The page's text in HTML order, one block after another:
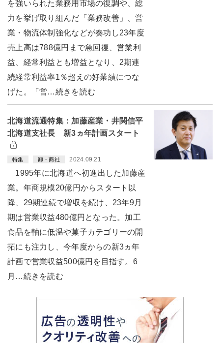
を強いられた業務用市場の復調や、総
力を挙げ取り組んだ「業務改善」、営
業・物流体制強化などが奏功し23年度
売上高は788億円まで急回復、営業利
益、経常利益とも増益となり、2期連
続経常利益率1％超えの好業績につな
げた。「営…続きを読む
北海道流通特集：加藤産業・井関信平
北海道支社長 新3ヵ年計画スタート
特集 卸・商社 2024.09.21
1995年に北海道へ初進出した加藤産
業。年商規模20億円からスタート以
降、29期連続で増収を続け、23年9月
期は営業収益480億円となった。加工
食品を軸に低温や菓子カテゴリーの開
拓にも注力し、今年度からの新3ヵ年
計画で営業収益500億円を目指す。6
月…続きを読む